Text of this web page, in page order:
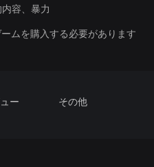
容、暴力
ムを購入する必要があります
ー その他